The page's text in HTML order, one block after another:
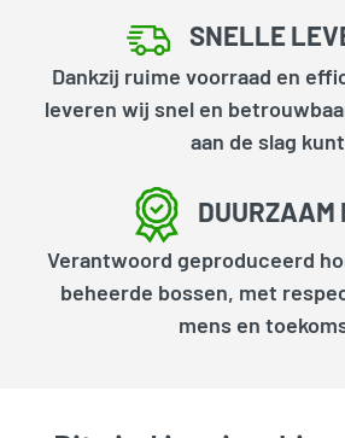
SNELLE
Dankzij ruime voorraad en
leveren wij snel en
aan de slag
DUURZAAM
Verantwoord geproduceerd
beheerde bossen, met
mens en